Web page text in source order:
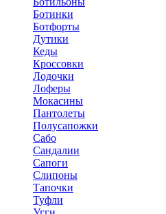
Ботинки
Ботфорты
Дутики
Кеды
Кроссовки
Лодочки
Лоферы
Мокасины
Пантолеты
Полусапожки
Сабо
Сандалии
Сапоги
Слипоны
Тапочки
Туфли